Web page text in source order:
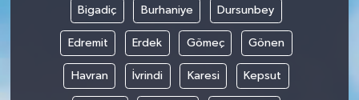
Bigadiç Burhaniye Dursunbey
Edremit Erdek Gömeç Gönen
Havran İvrindi Karesi Kepsut